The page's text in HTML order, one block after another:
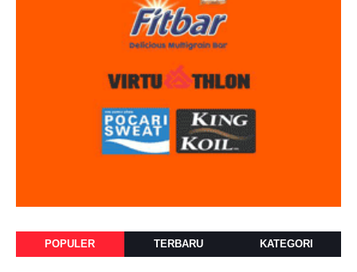
POPULER TERBARU KATEGORI